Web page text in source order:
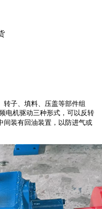
转子、填料、压盖等部件组
电机驱动三种形式，可以反转
间装有回油装置，以防进气或